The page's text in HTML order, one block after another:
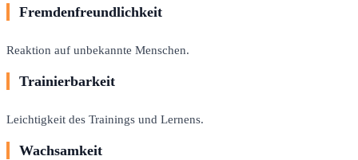
Fremdenfreundlichkeit
Reaktion auf unbekannte Menschen.
Trainierbarkeit
Leichtigkeit des Trainings und Lernens.
Wachsamkeit